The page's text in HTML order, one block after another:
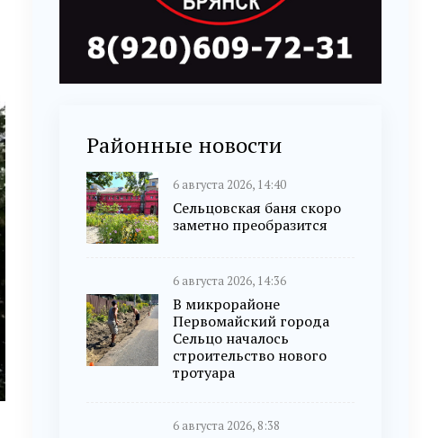
Районные новости
6 августа 2026, 14:40
Сельцовская баня скоро
заметно преобразится
6 августа 2026, 14:36
В микрорайоне
Первомайский города
Сельцо началось
строительство нового
тротуара
6 августа 2026, 8:38